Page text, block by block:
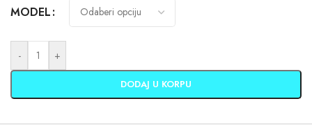
MODEL
- +
DODAJ U KORPU